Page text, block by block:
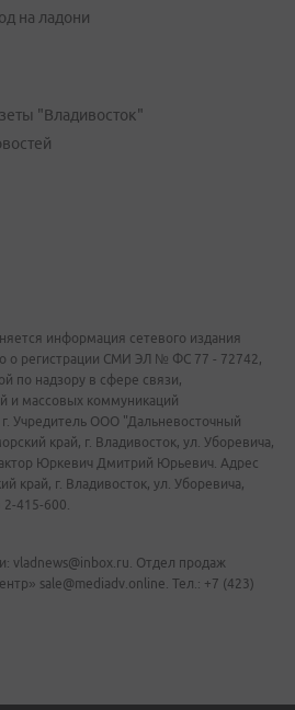
на ладони
"Владивосток"
информация сетевого издания
о регистрации СМИ ЭЛ № ФС 77 - 72742,
по надзору в сфере связи,
и массовых коммуникаций
Учредитель ООО "Дальневосточный
край, г. Владивосток, ул. Уборевича,
Юркевич Дмитрий Юрьевич. Адрес
край, г. Владивосток, ул. Уборевича,
415-600.
vladnews@inbox.ru. Отдел продаж
sale@mediadv.online. Тел.: +7 (423)